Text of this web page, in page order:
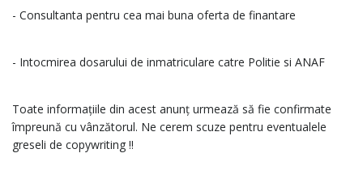
- Consultanta pentru cea mai buna oferta de finantare
- Intocmirea dosarului de inmatriculare catre Politie si ANAF
Toate informațiile din acest anunț urmează să fie confirmate
împreună cu vânzătorul. Ne cerem scuze pentru eventualele
greseli de copywriting !!